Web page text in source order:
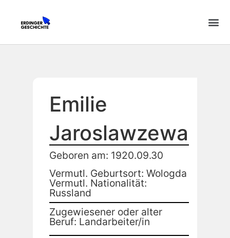
Emilie
Jaroslawzewa
Geboren am: 1920.09.30
Vermutl. Geburtsort: Wologda
Vermutl. Nationalität:
Russland
Zugewiesener oder alter
Beruf: Landarbeiter/in